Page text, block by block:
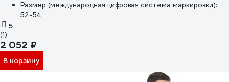
Размер (международная цифровая система маркировки):
52-54
5
(1)
2 052 ₽
В корзину